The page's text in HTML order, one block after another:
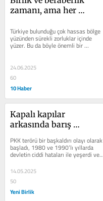
zamanı, ama her
Türkiye bulunduğu çok hassas bölge
yüzünden sürekli zorluklar içinde
yüzer. Bu da böyle önemli bir
coğrafyanın kilit ülke konumunda...
24.06.2025
60
10 Haber
Kapalı kapılar
arkasında barış
PKK terörü bir başkaldırı olayı olarak
başladı, 1980 ve 1990’lı yıllarda
devletin ciddi hataları ile yeşerdi ve
14.05.2025
50
Yeni Birlik